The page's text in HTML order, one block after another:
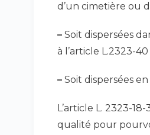
d’un cimetière ou
– Soit dispersées
à l’article L.2323-40
– Soit dispersées
L’article L. 2323-
qualité pour